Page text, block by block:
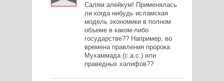
Салям алейкум! Применялась
ли когда нибудь исламская
модель экономики в полном
объеме в каком-либо
государстве?? Например, во
времена правления пророка
Мухаммада (с.а.с.) или
праведных халифов??